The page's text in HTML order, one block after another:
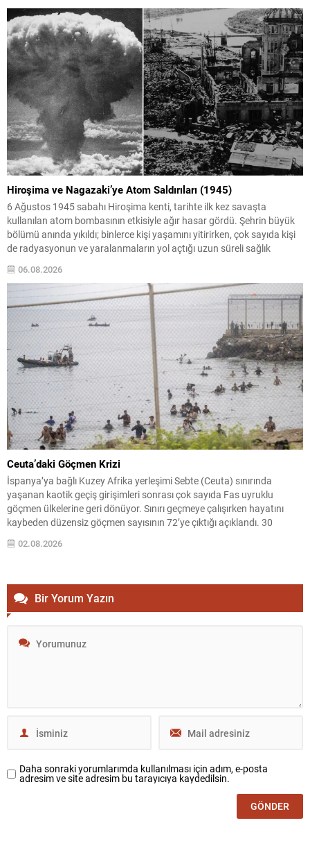
sayısının...
Hiroşima ve Nagazaki’ye Atom Saldırıları (1945)
6 Ağustos 1945 sabahı Hiroşima kenti, tarihte ilk kez savaşta
kullanılan atom bombasının etkisiyle ağır hasar gördü. Şehrin büyük
bölümü anında yıkıldı; binlerce kişi yaşamını yitirirken, çok sayıda kişi
de radyasyonun ve yaralanmaların yol açtığı uzun süreli sağlık
kaderi paylaştı: ikinci...
06.08.2026
Ceuta’daki Göçmen Krizi
İspanya’ya bağlı Kuzey Afrika yerleşimi Sebte (Ceuta) sınırında
yaşanan kaotik geçiş girişimleri sonrası çok sayıda Fas uyruklu
göçmen ülkelerine geri dönüyor. Sınırı geçmeye çalışırken hayatını
kaybeden düzensiz göçmen sayısının 72’ye çıktığı açıklandı. 30
Temmuz’dan itibaren kentten ayrıldığı tahmin edilen düzensiz
göçmen sayısının yaklaşık 73 bin 500 civarında olduğu bildirildi; bu...
02.08.2026
Bir Yorum Yazın
Daha sonraki yorumlarımda kullanılması için adım, e-posta
adresim ve site adresim bu tarayıcıya kaydedilsin.